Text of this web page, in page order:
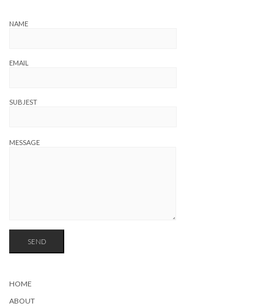
NAME
EMAIL
SUBJEST
MESSAGE
HOME
ABOUT